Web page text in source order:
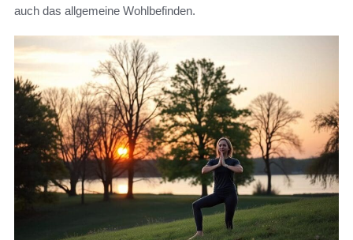
auch das allgemeine Wohlbefinden.